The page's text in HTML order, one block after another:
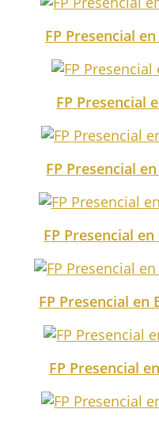
FP Presencial
FP Presencial
FP Presencial
FP Presencial
FP Presencial en
FP Presencial